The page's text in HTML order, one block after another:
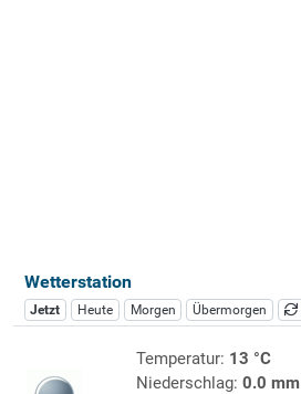
Wetterstation
Jetzt Heute Morgen Übermorgen
Temperatur: 13 °C
Niederschlag: 0.0 mm